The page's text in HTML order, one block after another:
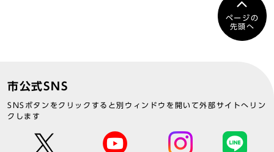
ページの
先頭へ
市公式SNS
SNSボタンをクリックすると別ウィンドウを開いて外部サイトへリン
クします